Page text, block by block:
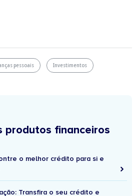
pessoais Investimentos
produtos financeiros
o melhor crédito para si e
Transfira o seu crédito e